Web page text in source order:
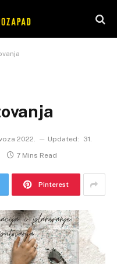
2022. Updated:
31.
7 Mins Read
Pinterest